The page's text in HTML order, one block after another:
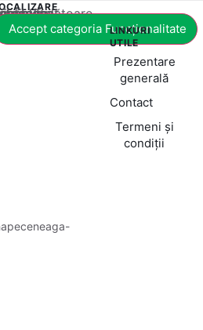
corespunzătoare de cookie-uri.
Accept categoria Funcționalitate
LINKURI
UTILE
Prezentare
generală
Contact
Termeni și
condiții